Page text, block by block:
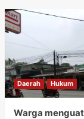
Daerah Hukum
Warga